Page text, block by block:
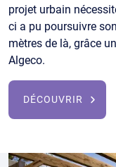
projet urbain
ci a pu poursuivre
mètres de là, grâce
Algeco.
DÉCOUVRIR